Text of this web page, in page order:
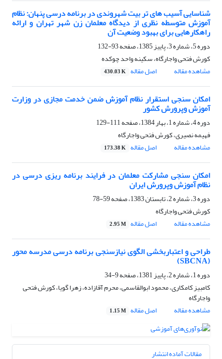
شناسایی آسیب های تر بیت شهروندی در برنامه درسی پنهان: نظام
آموزش متوسطه نظری از دیدگاه معلمان زن شهر تهران و ارائه
راهکارهایی برای بهبود وضعیت آن
دوره 5، شماره 3، پاییز 1385، صفحه
93-132
کورش فتحی واجارگاه، سکینه واحد چوکده
مشاهده مقاله
اصل مقاله 430.03 K
امکان سنجی استقرار نظام آموزش ضمن خدمت مجازی در وزارت
آموزش وپرورش کشور
دوره 4، شماره 1، بهار 1384، صفحه
111-129
فهیمه نصیری، کورش فتحی واجارگاه
مشاهده مقاله
اصل مقاله 173.38 K
امکان سنجی مشارکت معلمان در فرایند برنامه ریزی درسی در
نظام آموزش وپرورش ایران
دوره 3، شماره 2، تابستان 1383، صفحه
59-78
کورش فتحی واجارگاه
مشاهده مقاله
اصل مقاله 2.95 M
طراحی و اعتباربخشی الگوی نیازسنجی برنامه درسی مدرسه محور
(SBCNA)
دوره 1، شماره 2، پاییز 1381، صفحه
9-34
کامبیز کامکاری، محمود ابوالقاسمی، محرم آقازاده، زهرا گویا، کورش فتحی
واجارگاه
مشاهده مقاله
اصل مقاله 1.15 M
مقالات آماده انتشار